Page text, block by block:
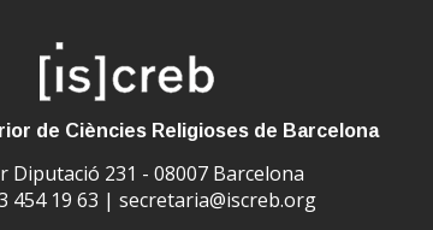
de Ciències Religioses de Barcelona
Diputació 231 - 08007 Barcelona
454 19 63 | secretaria@iscreb.org